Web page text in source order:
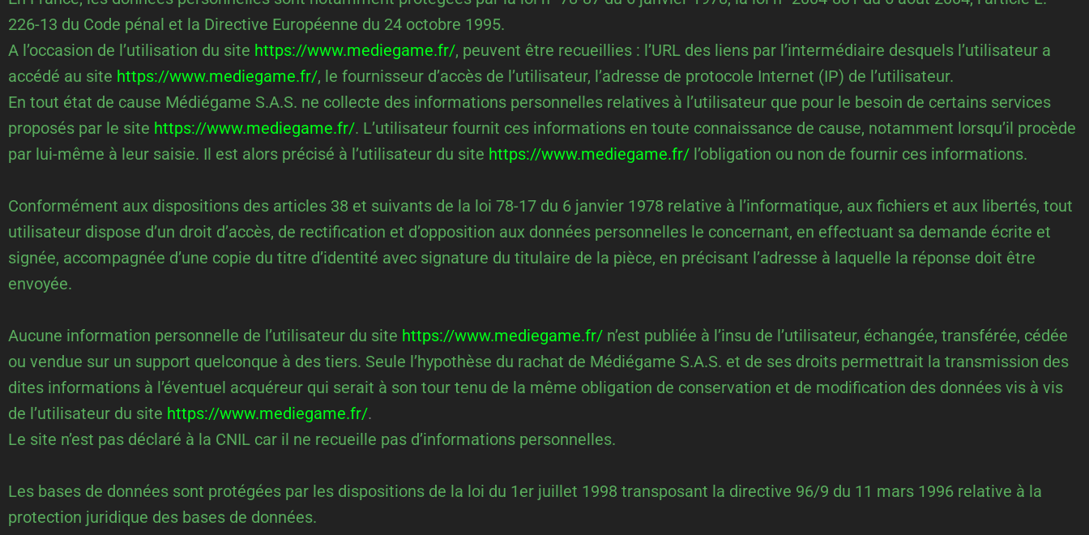
226-13 du Code pénal et la Directive Européenne du 24 octobre 1995.
A l’occasion de l’utilisation du site https://www.mediegame.fr/, peuvent être recueillies : l’URL des liens par l’intermédiaire desquels l’utilisateur a
accédé au site https://www.mediegame.fr/, le fournisseur d’accès de l’utilisateur, l’adresse de protocole Internet (IP) de l’utilisateur.
En tout état de cause Médiégame S.A.S. ne collecte des informations personnelles relatives à l’utilisateur que pour le besoin de certains services
proposés par le site https://www.mediegame.fr/. L’utilisateur fournit ces informations en toute connaissance de cause, notamment lorsqu’il procède
par lui-même à leur saisie. Il est alors précisé à l’utilisateur du site https://www.mediegame.fr/ l’obligation ou non de fournir ces informations.
Conformément aux dispositions des articles 38 et suivants de la loi 78-17 du 6 janvier 1978 relative à l’informatique, aux fichiers et aux libertés, tout
utilisateur dispose d’un droit d’accès, de rectification et d’opposition aux données personnelles le concernant, en effectuant sa demande écrite et
signée, accompagnée d’une copie du titre d’identité avec signature du titulaire de la pièce, en précisant l’adresse à laquelle la réponse doit être
envoyée.
Aucune information personnelle de l’utilisateur du site https://www.mediegame.fr/ n’est publiée à l’insu de l’utilisateur, échangée, transférée, cédée
ou vendue sur un support quelconque à des tiers. Seule l’hypothèse du rachat de Médiégame S.A.S. et de ses droits permettrait la transmission des
dites informations à l’éventuel acquéreur qui serait à son tour tenu de la même obligation de conservation et de modification des données vis à vis
de l’utilisateur du site https://www.mediegame.fr/.
Le site n’est pas déclaré à la CNIL car il ne recueille pas d’informations personnelles.
Les bases de données sont protégées par les dispositions de la loi du 1er juillet 1998 transposant la directive 96/9 du 11 mars 1996 relative à la
protection juridique des bases de données.